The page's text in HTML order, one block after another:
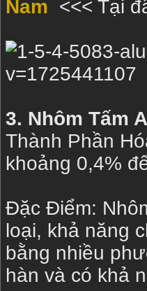
Nam <<< Tại
3. Nhôm Tấm
Thành Phần
khoảng 0,4%
Đặc Điểm:
loại, khả năng
bằng nhiều
hàn và có khả